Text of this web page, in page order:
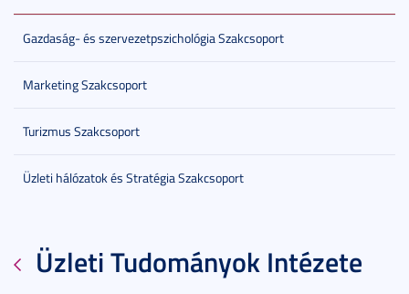
Gazdaság- és szervezetpszichológia Szakcsoport
Marketing Szakcsoport
Turizmus Szakcsoport
Üzleti hálózatok és Stratégia Szakcsoport
Üzleti Tudományok Intézete